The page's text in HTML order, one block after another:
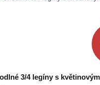
3/4 legíny s